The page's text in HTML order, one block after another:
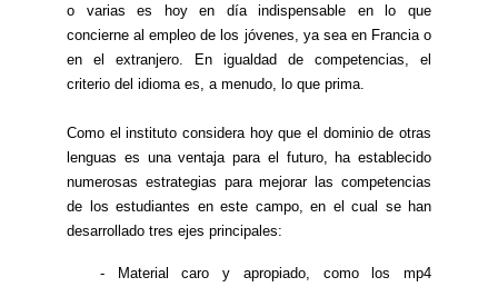
o varias es hoy en día indispensable en lo que
concierne al empleo de los jóvenes, ya sea en Francia o
en el extranjero. En igualdad de competencias, el
criterio del idioma es, a menudo, lo que prima.
Como el instituto considera hoy que el dominio de otras
lenguas es una ventaja para el futuro, ha establecido
numerosas estrategias para mejorar las competencias
de los estudiantes en este campo, en el cual se han
desarrollado tres ejes principales:
- Material caro y apropiado, como los mp4